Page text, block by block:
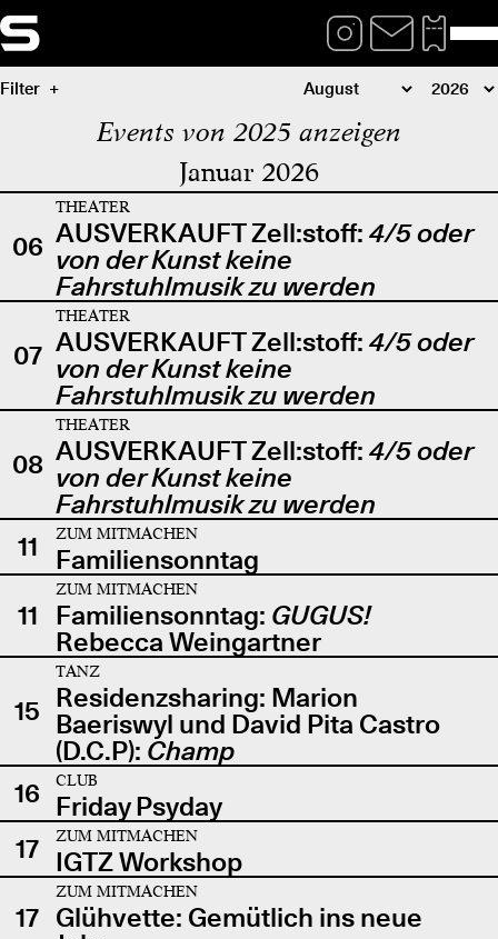
Filter
Events von 2025 anzeigen
Januar 2026
06
THEATER
AUSVERKAUFT Zell:stoff: 4/5 oder
von der Kunst keine
Fahrstuhlmusik zu werden
07
THEATER
AUSVERKAUFT Zell:stoff: 4/5 oder
von der Kunst keine
Fahrstuhlmusik zu werden
08
THEATER
AUSVERKAUFT Zell:stoff: 4/5 oder
von der Kunst keine
Fahrstuhlmusik zu werden
11
ZUM MITMACHEN
Familiensonntag
11
ZUM MITMACHEN
Familiensonntag: GUGUS!
Rebecca Weingartner
15
TANZ
Residenzsharing: Marion
Baeriswyl und David Pita Castro
(D.C.P): Champ
16
CLUB
Friday Psyday
17
ZUM MITMACHEN
IGTZ Workshop
17
ZUM MITMACHEN
Glühvette: Gemütlich ins neue